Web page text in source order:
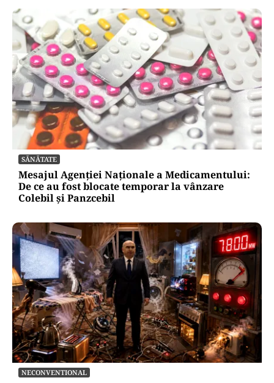
SĂNĂTATE
Mesajul Agenției Naționale a Medicamentului:
De ce au fost blocate temporar la vânzare
Colebil și Panzcebil
NECONVENTIONAL